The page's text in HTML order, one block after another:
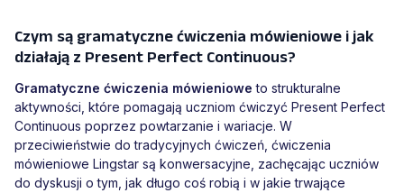
Czym są gramatyczne ćwiczenia mówieniowe i jak
działają z Present Perfect Continuous?
Gramatyczne ćwiczenia mówieniowe to strukturalne
aktywności, które pomagają uczniom ćwiczyć Present Perfect
Continuous poprzez powtarzanie i wariacje. W
przeciwieństwie do tradycyjnych ćwiczeń, ćwiczenia
mówieniowe Lingstar są konwersacyjne, zachęcając uczniów
do dyskusji o tym, jak długo coś robią i w jakie trwające